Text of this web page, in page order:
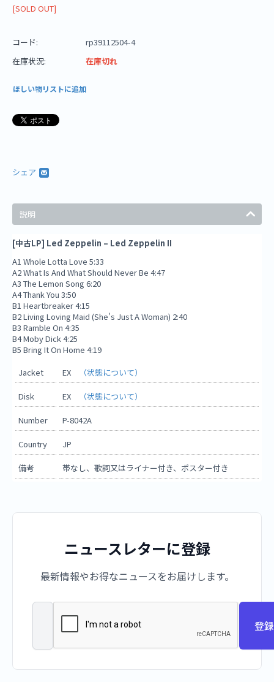
[SOLD OUT]
コード:
rp39112504-4
在庫状況:
在庫切れ
ほしい物リストに追加
シェア
説明
[中古LP] Led Zeppelin – Led Zeppelin II
A1 Whole Lotta Love 5:33
A2 What Is And What Should Never Be 4:47
A3 The Lemon Song 6:20
A4 Thank You 3:50
B1 Heartbreaker 4:15
B2 Living Loving Maid (She's Just A Woman) 2:40
B3 Ramble On 4:35
B4 Moby Dick 4:25
B5 Bring It On Home 4:19
Jacket
EX （状態について）
Disk EX （状態について）
Number P-8042A
Country JP
備考 帯なし、歌詞又はライナー付き、ポスター付き
ニュースレターに登録
最新情報やお得なニュースをお届けします。
登